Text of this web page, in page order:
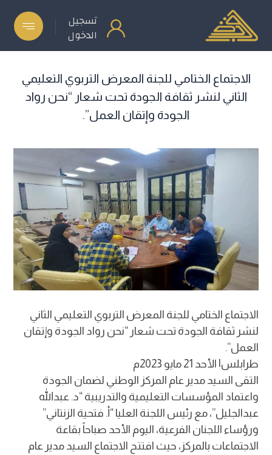
تسجيل
الدخول
الاجتماع الختامي للجنة المعرض التربوي التعليمي
الثاني لنشر ثقافة الجودة تحت شعار “نحن رواد
الجودة وإتقان العمل”.
الاجتماع الختامي للجنة المعرض التربوي التعليمي الثاني
لنشر ثقافة الجودة تحت شعار “نحن رواد الجودة وإتقان
العمل”.
طرابلس| الأحد 21 مايو 2023م
التقى السيد مدير عام المركز الوطني لضمان الجودة
واعتماد المؤسسات التعليمية والتدريبية “د. عبدالله
عبدالجليل”، مع رئيس اللجنة العليا “أ. فتحية الزنتاني”
ورؤساء اللجنان الفرعية، اليوم الأحد صباحاً بقاعة
الاجتماعات بالمركز، حيث افتتح الاجتماع السيد مدير عام